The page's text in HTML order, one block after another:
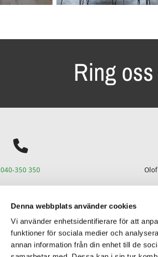
Denna webbplats använder cookies
Vi använder enhetsidentifierare för att
funktioner för sociala medier och
annan information från din enhet till de
Ring

040-350 350